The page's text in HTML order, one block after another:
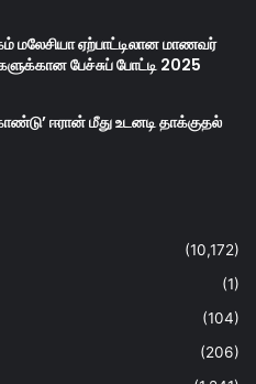
மலேசியா ஏற்பாட்டிலான மாணவர்
பேச்சுப் போட்டி 2025
ஈரான் மீது உடனடி தாக்குதல்
(10,172)
(1)
(104)
(206)